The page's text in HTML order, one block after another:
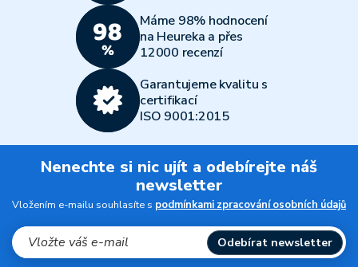
Máme 98% hodnocení
na Heureka a přes
12000 recenzí
Garantujeme kvalitu s
certifikací
ISO 9001:2015
Nenechte si nic ujít a odebírejte náš
newsletter
Vložením e-mailu souhlasíte s podmínkami zpracování osobních údajů
Odebírat newsletter